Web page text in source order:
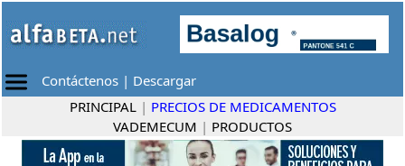
Contáctenos | Descargar
PRINCIPAL | PRECIOS DE MEDICAMENTOS
VADEMECUM | PRODUCTOS